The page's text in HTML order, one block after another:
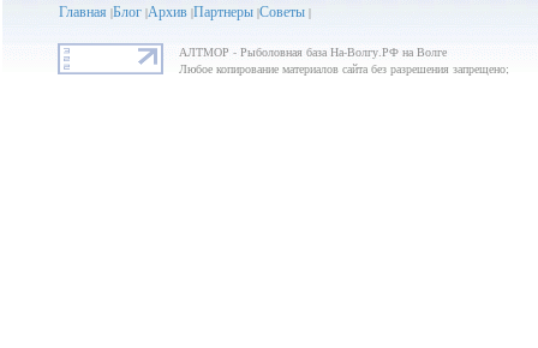
Главная |Блог|Архив|Партнеры|Советы|
АЛТМОР - Рыболовная база На-Волгу.РФ на Волге
Любое копирование материалов сайта без разрешения запрещено;